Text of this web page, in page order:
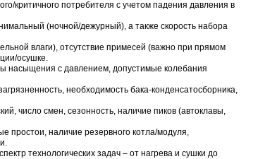
критичного потребителя с учетом падения давления в
(ночной/дежурный), а также скорость набора
влаги), отсутствие примесей (важно при прямом
осушке.
насыщения с давлением, допустимые колебания
необходимость бака-конденсатосборника,
число смен, сезонность, наличие пиков (автоклавы,
простои, наличие резервного котла/модуля,
технологических задач – от нагрева и сушки до